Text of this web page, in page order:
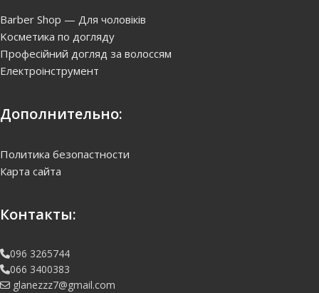
Шелковое масло для волос,
Купить